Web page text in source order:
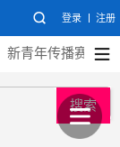
登录 注册
新青年传播赛
搜索